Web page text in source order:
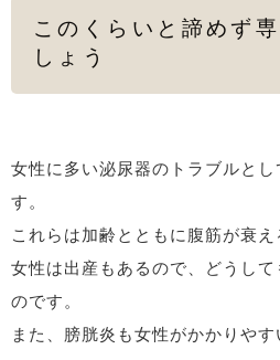
このくらいと諦めず
しょう
女性に多い泌尿器のトラブルと
す。
これらは加齢とともに腹筋が衰え
女性は出産もあるので、どうし
のです。
また、膀胱炎も女性がかかりやす